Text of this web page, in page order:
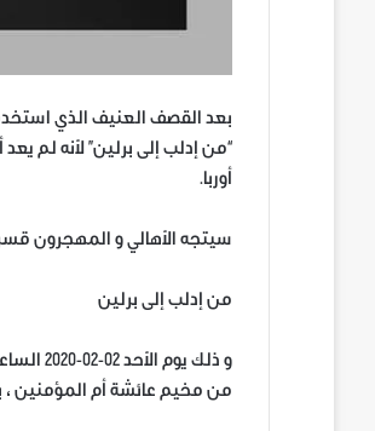
بعد القصف العنيف الذي
“من إدلب إلى برلين” لأنه لم
أوربا.
سيتجه الأهالي و المهجرون
من إدلب إلى برلين
و ذلك يوم الأحد 02-02-2020 الساعة 2 عصرا.
من مخيم عائشة أم المؤمنين ،